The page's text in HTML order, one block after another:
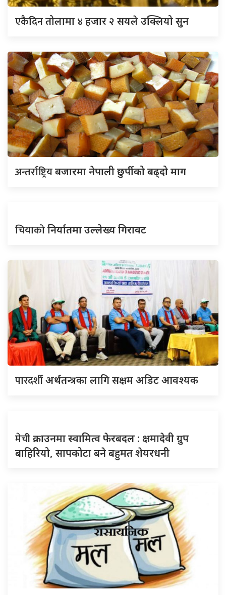
एकैदिनतोलामा ४ हजार २ सयले उक्लियो सुन
अन्तर्राष्ट्रियबजारमा नेपाली छुर्पीको बढ्दो माग
चियाकोनिर्यातमा उल्लेख्य गिरावट
पारदर्शीअर्थतन्त्रका लागि सक्षम अडिट आवश्यक
मेचीक्राउनमा स्वामित्व फेरबदल : क्षमादेवी ग्रुप
बाहिरियो, सापकोटा बने बहुमत शेयरधनी